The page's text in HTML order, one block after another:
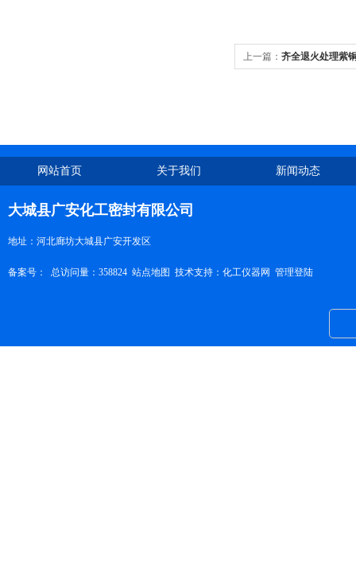
上一篇： 齐全退火处理紫
网站首页 关于我们 新闻动态
大城县广安化工密封有限公司
地址：河北廊坊大城县广安开发区
备案号： 总访问量：358824 站点地图 技术支持： 化工仪器网 管理登陆